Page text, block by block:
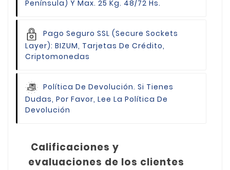
Península) Y Max. 25 Kg. 48/72 Hs.
Pago Seguro SSL (Secure Sockets
Layer): BIZUM, Tarjetas De Crédito,
Criptomonedas
Política De Devolución. Si Tienes
Dudas, Por Favor, Lee La Política De
Devolución
Calificaciones y
evaluaciones de los clientes